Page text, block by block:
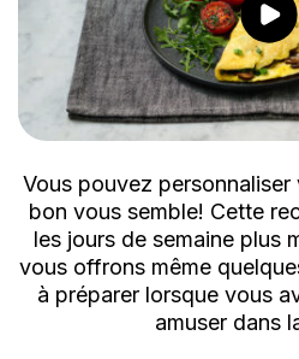
Vous pouvez
bon vous semble! Cette
les jours de semaine plus
vous offrons même
à préparer lorsque vous
amuser dans